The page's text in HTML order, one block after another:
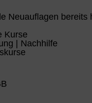
Neuauflagen bereits
Kurse
| Nachhilfe